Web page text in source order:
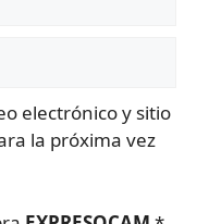
electrónico y sitio
la próxima vez